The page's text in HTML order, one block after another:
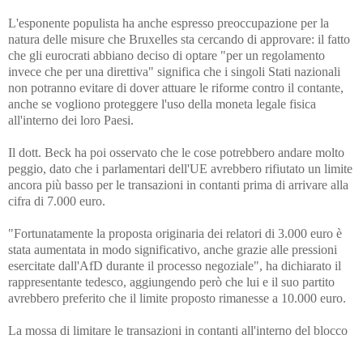
L'esponente populista ha anche espresso preoccupazione per la
natura delle misure che Bruxelles sta cercando di approvare: il fatto
che gli eurocrati abbiano deciso di optare "per un regolamento
invece che per una direttiva" significa che i singoli Stati nazionali
non potranno evitare di dover attuare le riforme contro il contante,
anche se vogliono proteggere l'uso della moneta legale fisica
all'interno dei loro Paesi.
Il dott. Beck ha poi osservato che le cose potrebbero andare molto
peggio, dato che i parlamentari dell'UE avrebbero rifiutato un limite
ancora più basso per le transazioni in contanti prima di arrivare alla
cifra di 7.000 euro.
"Fortunatamente la proposta originaria dei relatori di 3.000 euro è
stata aumentata in modo significativo, anche grazie alle pressioni
esercitate dall'AfD durante il processo negoziale", ha dichiarato il
rappresentante tedesco, aggiungendo però che lui e il suo partito
avrebbero preferito che il limite proposto rimanesse a 10.000 euro.
La mossa di limitare le transazioni in contanti all'interno del blocco